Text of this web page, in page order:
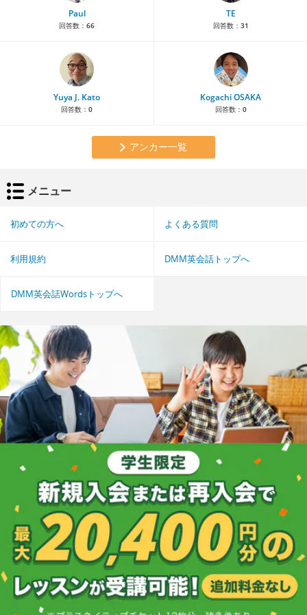
Paul
回答数： 66
TE
回答数： 31
Yuya J. Kato
回答数： 0
Kogachi OSAKA
回答数： 0
アンカー一覧
メニュー
初めての方へ よくある質問
利用規約 DMM英会話トップへ
DMM英会話Wordsトップへ